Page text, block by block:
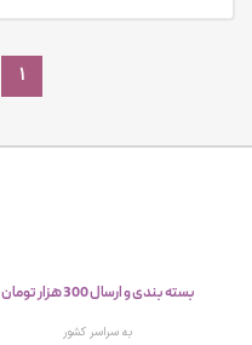
1
بسته بندی و ارسال 300 هزار تومان
به سراسر کشور